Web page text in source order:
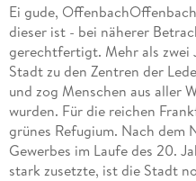
Ei gude,
dieser ist - bei näherer
gerechtfertigt. Mehr als zwei
Stadt zu den Zentren der
und zog Menschen aus aller
wurden. Für die reichen
grünes Refugium. Nach dem
Gewerbes im Laufe des 20.
stark zusetzte, ist die Stadt